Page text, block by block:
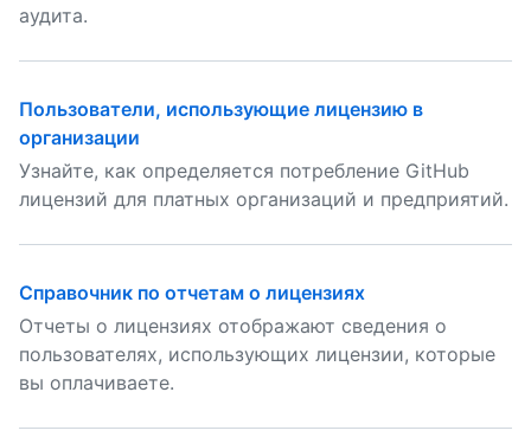
аудита.
Пользователи, использующие лицензию в
организации
Узнайте, как определяется потребление GitHub
лицензий для платных организаций и предприятий.
Справочник по отчетам о лицензиях
Отчеты о лицензиях отображают сведения о
пользователях, использующих лицензии, которые
вы оплачиваете.